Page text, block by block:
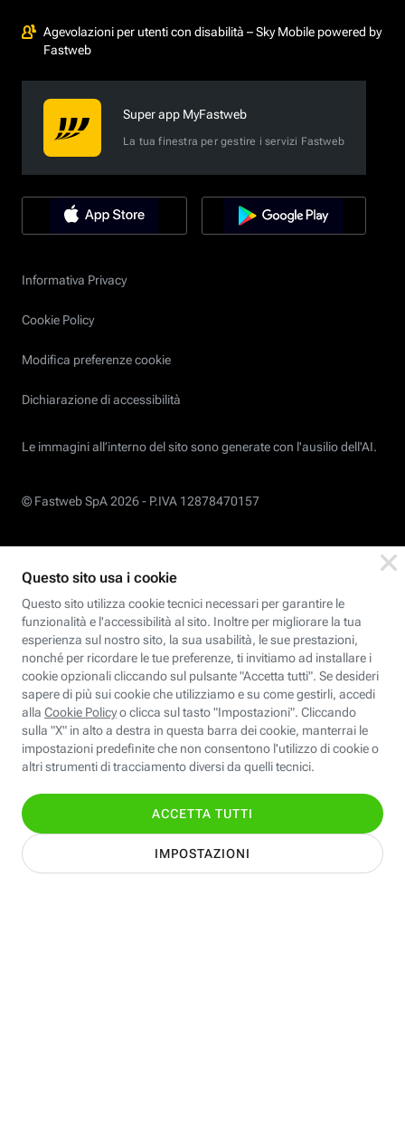
Agevolazioni per utenti con disabilità – Sky Mobile powered by
Fastweb
Super app MyFastweb
La tua finestra per gestire i servizi Fastweb
Informativa Privacy
Cookie Policy
Modifica preferenze cookie
Dichiarazione di accessibilità
Le immagini all’interno del sito sono generate con l'ausilio dell'AI.
© Fastweb SpA 2026 - P.IVA 12878470157